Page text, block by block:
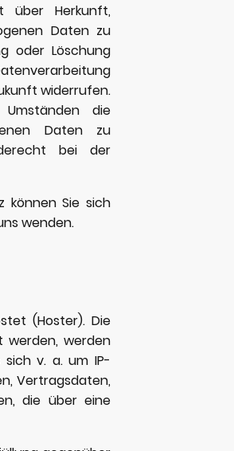
über Herkunft,
Daten zu
oder Löschung
widerrufen.
die
Daten zu
bei der
können Sie sich
wenden.
(Hoster). Die
werden, werden
v. a. um IP-
Vertragsdaten,
die über eine